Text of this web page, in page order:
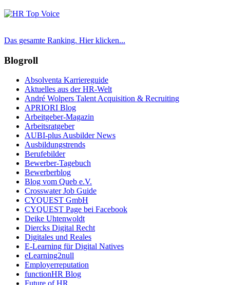
Das gesamte Ranking. Hier klicken...
Blogroll
Absolventa Karriereguide
Aktuelles aus der HR-Welt
André Wolpers Talent Acquisition & Recruiting
APRIORI Blog
Arbeitgeber-Magazin
Arbeitsratgeber
AUBI-plus Ausbilder News
Ausbildungstrends
Berufebilder
Bewerber-Tagebuch
Bewerberblog
Blog vom Queb e.V.
Crosswater Job Guide
CYQUEST GmbH
CYQUEST Page bei Facebook
Deike Uhtenwoldt
Diercks Digital Recht
Digitales und Reales
E-Learning für Digital Natives
eLearning2null
Employerreputation
functionHR Blog